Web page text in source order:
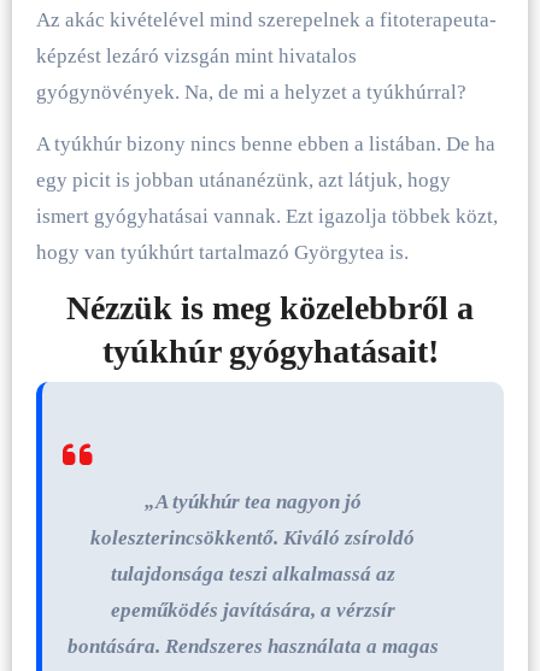
Az akác kivételével mind szerepelnek a fitoterapeuta-
képzést lezáró vizsgán mint hivatalos
gyógynövények. Na, de mi a helyzet a tyúkhúrral?
A tyúkhúr bizony nincs benne ebben a listában. De ha
egy picit is jobban utánanézünk, azt látjuk, hogy
ismert gyógyhatásai vannak. Ezt igazolja többek közt,
hogy van tyúkhúrt tartalmazó Györgytea is.
Nézzük is meg közelebbről a
tyúkhúr gyógyhatásait!
„A tyúkhúr tea nagyon jó
koleszterincsökkentő. Kiváló zsíroldó
tulajdonsága teszi alkalmassá az
epeműködés javítására, a vérzsír
bontására. Rendszeres használata a magas